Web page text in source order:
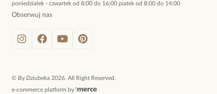
poniedziałek - czwartek od 8:00 do 16:00 piatek od 8:00 do 14:00
Obserwuj nas
© By Dziubeka 2026. All Right Reserved.
e-commerce platform by